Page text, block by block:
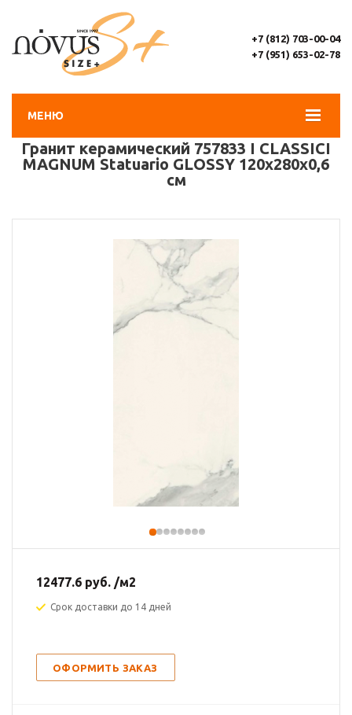
МЕНЮ
+7 (812) 703-00-04
+7 (951) 653-02-78
Гранит керамический 757833 I CLASSICI
MAGNUM Statuario GLOSSY 120х280x0,6
см
12477.6 руб. /м2
Срок доставки до 14 дней
ОФОРМИТЬ ЗАКАЗ